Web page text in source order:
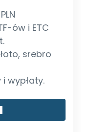
ów i ETC
srebro
wypłaty.